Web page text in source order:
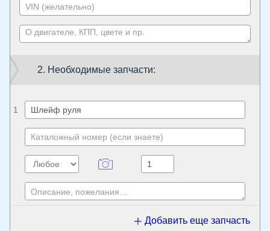
2. Необходимые запчасти:
1
Добавить еще запчасть